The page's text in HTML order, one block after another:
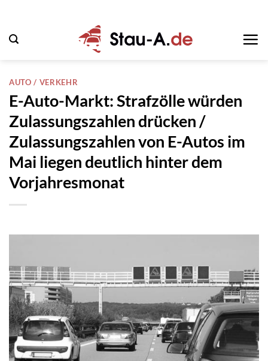
springen
AUTO / VERKEHR
E-Auto-Markt: Strafzölle würden
Zulassungszahlen drücken /
Zulassungszahlen von E-Autos im
Mai liegen deutlich hinter dem
Vorjahresmonat